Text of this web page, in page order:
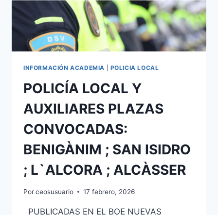
ALBALAT
DELS
SORELLS
INFORMACIÓN ACADEMIA POLICIA LOCAL
POLICÍA LOCAL Y
AUXILIARES PLAZAS
CONVOCADAS:
BENIGÀNIM ; SAN ISIDRO
; L`ALCORA ; ALCÀSSER
Porceosusuario 17 febrero, 2026
PUBLICADAS EN EL BOE NUEVAS